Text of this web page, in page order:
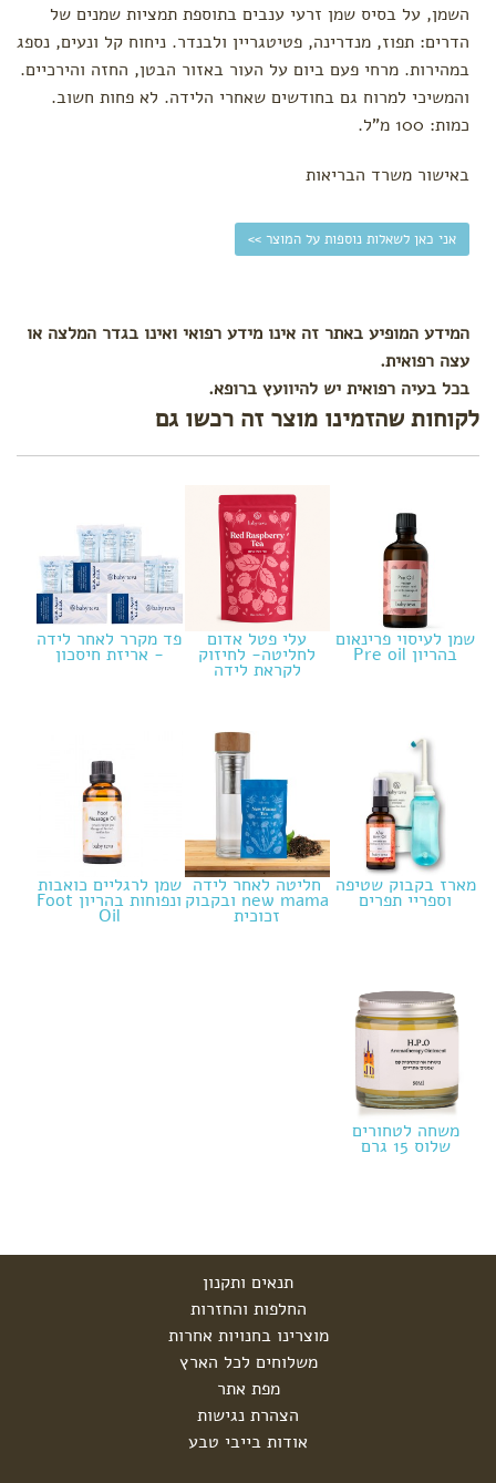
השמן, על בסיס שמן זרעי ענבים בתוספת תמציות שמנים של
הדרים: תפוז, מנדרינה, פטיטגריין ולבנדר. ניחוח קל ונעים, נספג
במהירות. מרחי פעם ביום על העור באזור הבטן, החזה והירכיים.
והמשיכי למרוח גם בחודשים שאחרי הלידה. לא פחות חשוב.
כמות: 100 מ"ל.
באישור משרד הבריאות
אני כאן לשאלות נוספות על המוצר >>
המידע המופיע באתר זה אינו מידע רפואי ואינו בגדר המלצה או
עצה רפואית.
בכל בעיה רפואית יש להיוועץ ברופא.
לקוחות שהזמינו מוצר זה רכשו גם
שמן לעיסוי פרינאום
בהריון Pre oil
עלי פטל אדום
לחליטה- לחיזוק
לקראת לידה
פד מקרר לאחר לידה
- אריזת חיסכון
מארז בקבוק שטיפה
וספריי תפרים
חליטה לאחר לידה
new mama ובקבוק
זכוכית
שמן לרגליים כואבות
ונפוחות בהריון Foot
Oil
משחה לטחורים
שלוס 15 גרם
תנאים ותקנון
החלפות והחזרות
מוצרינו בחנויות אחרות
משלוחים לכל הארץ
מפת אתר
הצהרת נגישות
אודות בייבי טבע